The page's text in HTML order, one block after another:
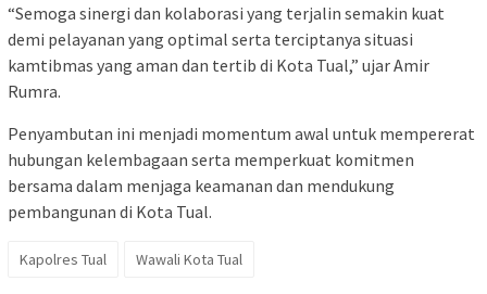
“Semoga sinergi dan kolaborasi yang terjalin semakin kuat
demi pelayanan yang optimal serta terciptanya situasi
kamtibmas yang aman dan tertib di Kota Tual,” ujar Amir
Rumra.
Penyambutan ini menjadi momentum awal untuk mempererat
hubungan kelembagaan serta memperkuat komitmen
bersama dalam menjaga keamanan dan mendukung
pembangunan di Kota Tual.
Kapolres Tual Wawali Kota Tual